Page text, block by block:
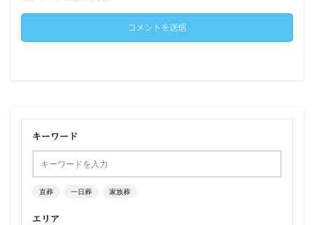
キーワード
直葬 一日葬 家族葬
エリア